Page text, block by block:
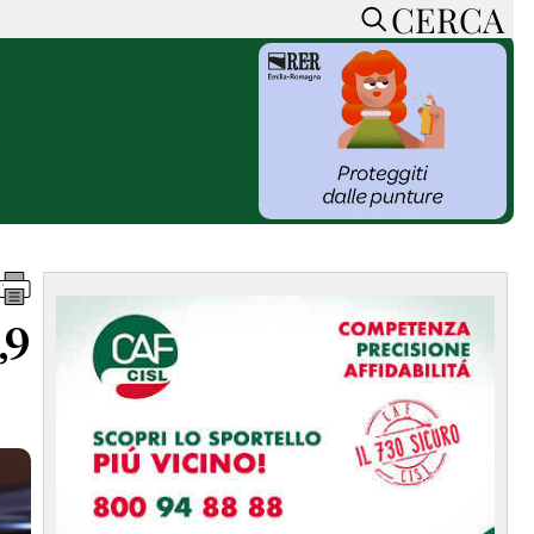
CERCA
ACCEDI o REGISTRATI
SOSTIENI LA PRESSA
CONOSCI LA PRESSA
PRIVACY POLICY
MAPPA DEL SITO
NORMATIVE
DEONTOLOGICHE
CERCA